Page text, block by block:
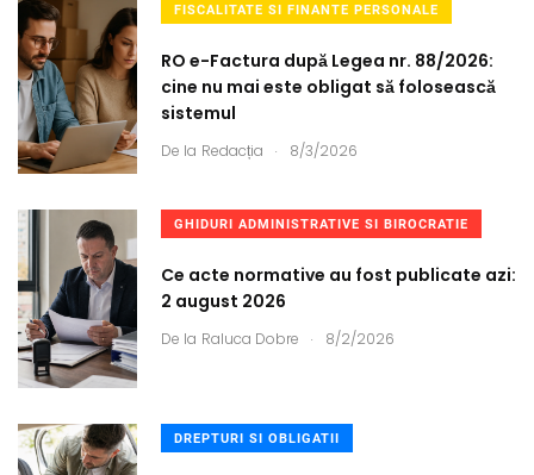
FISCALITATE SI FINANTE PERSONALE
RO e-Factura după Legea nr. 88/2026:
cine nu mai este obligat să folosească
sistemul
De la Redacția . 8/3/2026
GHIDURI ADMINISTRATIVE SI BIROCRATIE
Ce acte normative au fost publicate azi:
2 august 2026
De la Raluca Dobre . 8/2/2026
DREPTURI SI OBLIGATII